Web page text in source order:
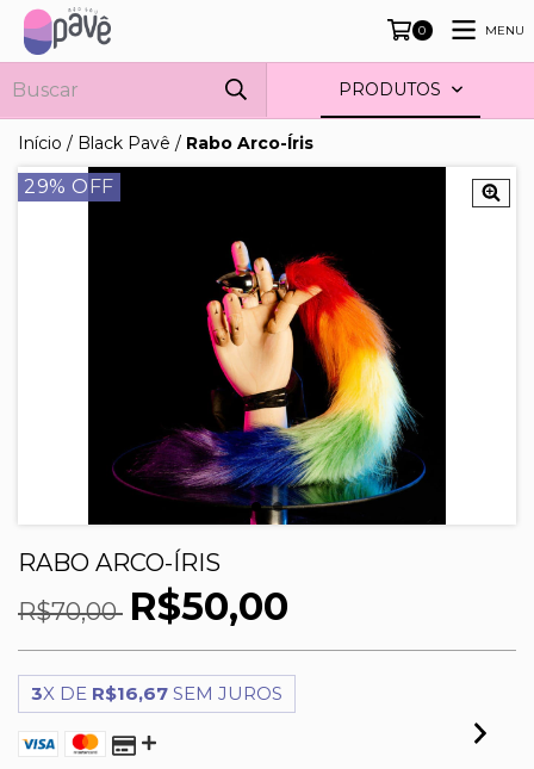
0 MENU
PRODUTOS
Início / Black Pavê / Rabo Arco-Íris
29% OFF
RABO ARCO-ÍRIS
R$70,00 R$50,00
3X DE R$16,67 SEM JUROS